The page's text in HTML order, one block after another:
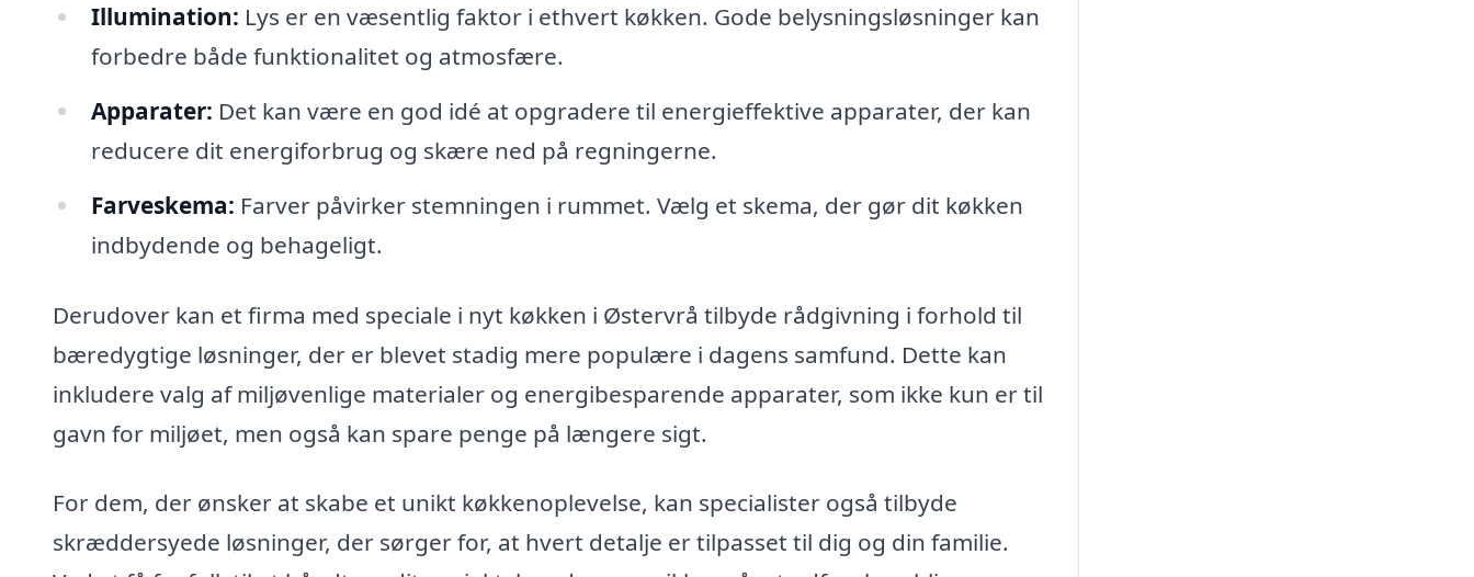
Illumination: Lys er en væsentlig faktor i ethvert køkken. Gode belysningsløsninger kan
forbedre både funktionalitet og atmosfære.
Apparater: Det kan være en god idé at opgradere til energieffektive apparater, der kan
reducere dit energiforbrug og skære ned på regningerne.
Farveskema: Farver påvirker stemningen i rummet. Vælg et skema, der gør dit køkken
indbydende og behageligt.
Derudover kan et firma med speciale i nyt køkken i Østervrå tilbyde rådgivning i forhold til
bæredygtige løsninger, der er blevet stadig mere populære i dagens samfund. Dette kan
inkludere valg af miljøvenlige materialer og energibesparende apparater, som ikke kun er til
gavn for miljøet, men også kan spare penge på længere sigt.
For dem, der ønsker at skabe et unikt køkkenoplevelse, kan specialister også tilbyde
skræddersyede løsninger, der sørger for, at hvert detalje er tilpasset til dig og din familie.